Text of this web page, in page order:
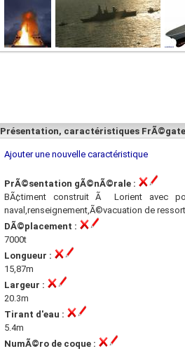
Présentation, caractéristiques
Ajouter une nouvelle caractéristique
PrÃ©sentation gÃ©nÃ©rale :
BÃ¢timent construit Ã Lorient avec
naval,renseignement,Ã©vacuation de
DÃ©placement :
7000t
Longueur :
15,87m
Largeur :
20.3m
Tirant d'eau :
5.4m
NumÃ©ro de coque :